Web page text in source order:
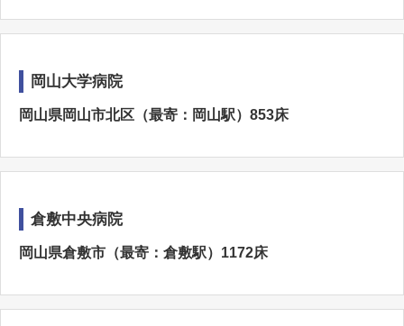
岡山大学病院
岡山県岡山市北区（最寄：岡山駅）853床
倉敷中央病院
岡山県倉敷市（最寄：倉敷駅）1172床